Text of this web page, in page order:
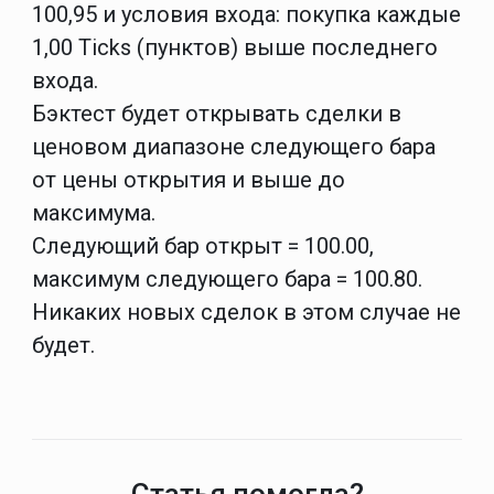
100,95 и условия входа: покупка каждые
1,00 Ticks (пунктов) выше последнего
входа.
Бэктест будет открывать сделки в
ценовом диапазоне следующего бара
от цены открытия и выше до
максимума.
Следующий бар открыт = 100.00,
максимум следующего бара = 100.80.
Никаких новых сделок в этом случае не
будет.